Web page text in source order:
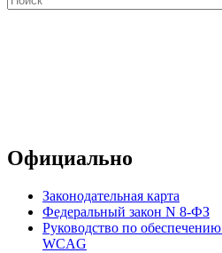
Официально
Законодательная карта
Федеральный закон N 8-ФЗ
Руководство по
WCAG